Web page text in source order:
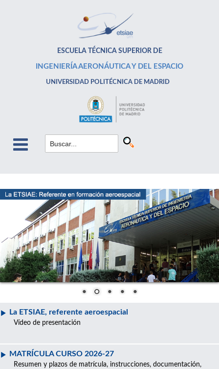
ESCUELA TÉCNICA SUPERIOR DE
INGENIERÍA AERONÁUTICA Y DEL ESPACIO
UNIVERSIDAD POLITÉCNICA DE MADRID
La ETSIAE, referente aeroespacial
Vídeo de presentación
MATRÍCULA CURSO 2026-27
Resumen y plazos de matrícula, instrucciones, documentación,